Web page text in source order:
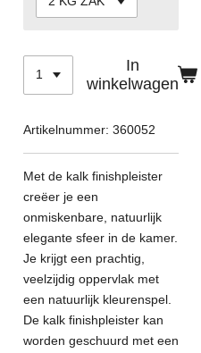
In
winkelwagen
Artikelnummer: 360052
Met de kalk finishpleister
creëer je een
onmiskenbare, natuurlijk
elegante sfeer in de kamer.
Je krijgt een prachtig,
veelzijdig oppervlak met
een natuurlijk kleurenspel.
De kalk finishpleister kan
worden geschuurd met een